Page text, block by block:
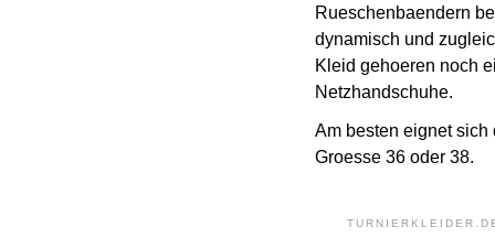
Rueschenbaendern
dynamisch und
Kleid gehoeren noch
Netzhandschuhe.
Am besten eignet
Groesse 36 oder 38.